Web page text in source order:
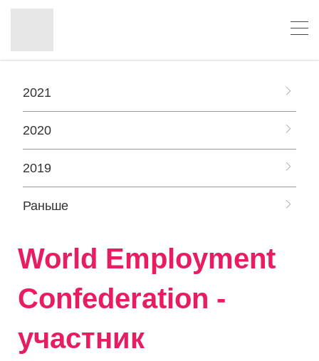
2021
2020
2019
Раньше
World Employment
Confederation -
участник